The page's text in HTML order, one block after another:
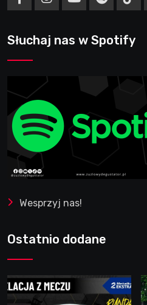
Słuchaj nas w Spotify
Wesprzyj nas!
Ostatnio dodane